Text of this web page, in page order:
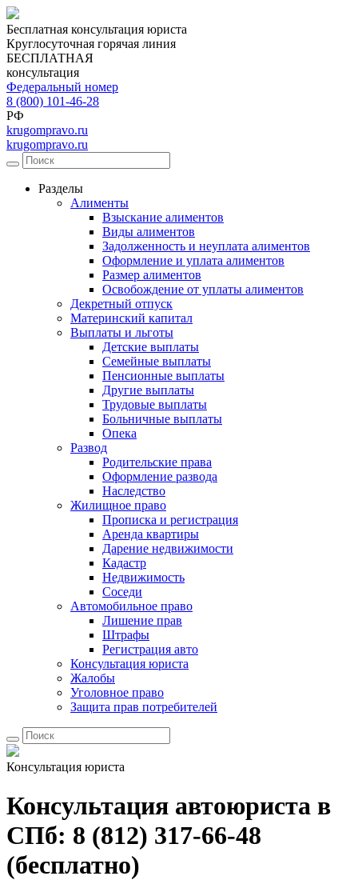
Бесплатная консультация юриста
Круглосуточная горячая линия
БЕСПЛАТНАЯ
консультация
Федеральный номер
8 (800) 101-46-28
РФ
krugompravo.ru
krugompravo.ru
Разделы
Алименты
Взыскание алиментов
Виды алиментов
Задолженность и неуплата алиментов
Оформление и уплата алиментов
Размер алиментов
Освобождение от уплаты алиментов
Декретный отпуск
Материнский капитал
Выплаты и льготы
Детские выплаты
Семейные выплаты
Пенсионные выплаты
Другие выплаты
Трудовые выплаты
Больничные выплаты
Опека
Развод
Родительские права
Оформление развода
Наследство
Жилищное право
Прописка и регистрация
Аренда квартиры
Дарение недвижимости
Кадастр
Недвижимость
Соседи
Автомобильное право
Лишение прав
Штрафы
Регистрация авто
Консультация юриста
Жалобы
Уголовное право
Защита прав потребителей
Консультация юриста
Консультация автоюриста в
СПб: 8 (812) 317-66-48
(бесплатно)